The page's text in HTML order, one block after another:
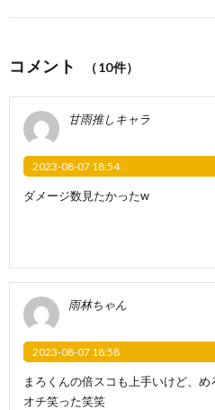
コメント （10件）
甘雨推しキャラ
2023-08-07 18:54
ダメージ数見たかったw
雨林ちゃん
2023-08-07 18:58
まろくんの倍スコも上手いけど、
オチ笑った笑笑